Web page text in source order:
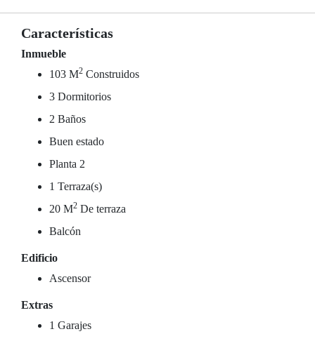
Características
Inmueble
103 M2 Construidos
3 Dormitorios
2 Baños
Buen estado
Planta 2
1 Terraza(s)
20 M2 De terraza
Balcón
Edificio
Ascensor
Extras
1 Garajes